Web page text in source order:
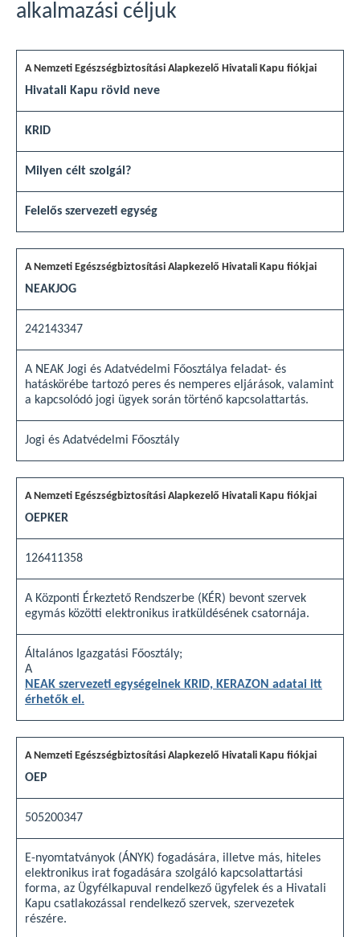
alkalmazási céljuk
Hivatali Kapu rövid neve
KRID
Milyen célt szolgál?
Felelős szervezeti egység
NEAKJOG
242143347
A NEAK Jogi és Adatvédelmi Főosztálya feladat- és
hatáskörébe tartozó peres és nemperes eljárások, valamint
a kapcsolódó jogi ügyek során történő kapcsolattartás.
Jogi és Adatvédelmi Főosztály
OEPKER
126411358
A Központi Érkeztető Rendszerbe (KÉR) bevont szervek
egymás közötti elektronikus iratküldésének csatornája.
Általános Igazgatási Főosztály;
A
NEAK szervezeti egységeinek KRID, KERAZON adatai itt
érhetők el.
OEP
505200347
E-nyomtatványok (ÁNYK) fogadására, illetve más, hiteles
elektronikus irat fogadására szolgáló kapcsolattartási
forma, az Ügyfélkapuval rendelkező ügyfelek és a Hivatali
Kapu csatlakozással rendelkező szervek, szervezetek
részére.